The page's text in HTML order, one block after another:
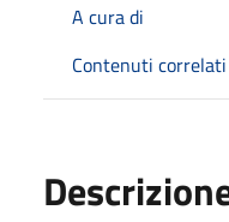
A cura di
Contenuti correlati